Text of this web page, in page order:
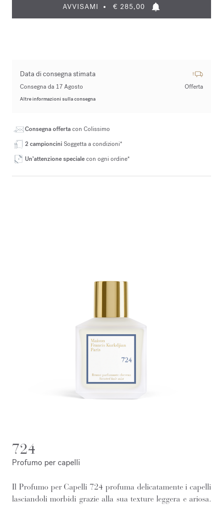
AVVISAMI € 285,00
Data di consegna stimata
Consegna da 17 Agosto Offerta
Altre informazioni sulla consegna
Consegna offertacon Colissimo
2 campionciniSoggetta a condizioni*
Un’attenzione specialecon ogni ordine*
724
Profumo per capelli
Il Profumo per Capelli 724 profuma delicatamente i capelli
lasciandoli morbidi grazie alla sua texture leggera e ariosa.